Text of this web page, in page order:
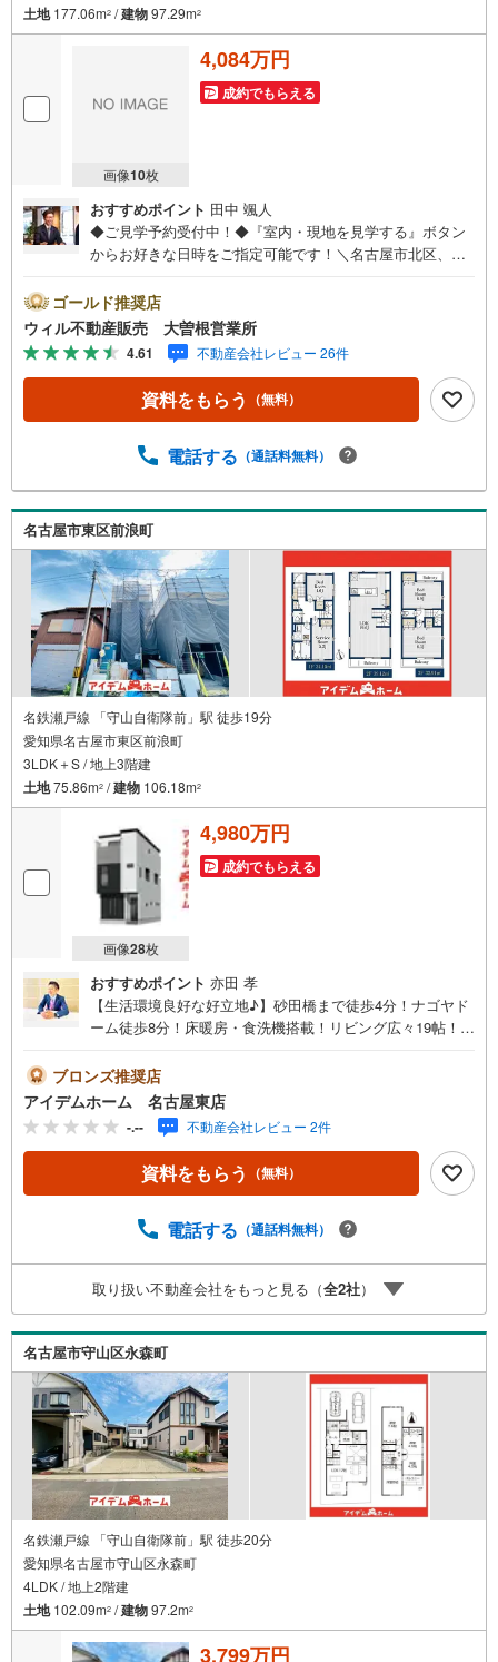
土地177.06m2 /建物97.29m2
画像10枚
4,084万円
成約でもらえる
おすすめポイント 田中 颯人
◆ご見学予約受付中！◆『室内・現地を見学する』ボタン
からお好きな日時をご指定可能です！＼名古屋市北区、守
区、守山区の直接のご売却依頼を数多くいただいている不
動産仲介会社です。ネット上で分かる立地環境はもちろ
ん、過去にお任せいただいたお客様に現地の生の声をもと
に住戸環境を提案致します。＼平日のお住まい探しの方へ/
弊社では平日にご内覧・契約など平日にお住まい探しをさ
れるお客様にサービスをご用意しています。＼お仕事で忙
事前にご予約頂きましたら営業時間外でのご内覧もご対応
動産業者間で不動産情報が共有されているので、名古屋市
全域や、その他隣接エリアでもご内覧が可能です！ 【大曽
根営業所】○地下鉄名城線、JR中央線「大曽根」駅徒歩1分
○お子様が遊べるキッズスペースあり○定休日ございません
ゴールド推奨店
ウィル不動産販売 大曽根営業所
4.61 不動産会社レビュー 26件
資料をもらう （無料）
電話する （通話料無料）
名古屋市東区前浪町
名鉄瀬戸線 「守山自衛隊前」駅 徒歩19分
愛知県名古屋市東区前浪町
3LDK＋S / 地上3階建
土地75.86m2 /建物 106.18m2
画像28枚
4,980万円
成約でもらえる
おすすめポイント 亦田 孝
【生活環境良好な好立地♪】砂田橋まで徒歩4分！ナゴヤド
ーム徒歩8分！床暖房・食洗機搭載！リビング広々19帖！バ
ります☆＼東区前浪町009☆全3棟【3号棟】/当日のご来
店・ご見学、大歓迎♪【充実】食洗機、床暖房、浴室乾燥
機、駐車2台、 水回りLIXIL仕様■地下鉄名城線・ゆ
とりーとライン「砂田橋」駅 徒歩6分（約460m）■矢田小
学校:徒歩17分（約1290m）■矢田中学校:徒歩9分（約700
m）＜自己資金0円でも大丈夫！＞*水曜日も営業しており
資金なしでも購入出来ます！*自営業の方・買い替えの方な
建成約実績9000棟以上！資料請求、住宅ローン相談もOK！
さらに店内には豊富な物件資料や発売予定物件など取り揃
えております☆通話料無料へTELしよう！
ブロンズ推奨店
アイデムホーム 名古屋東店
-.-- 不動産会社レビュー 2件
資料をもらう （無料）
電話する （通話料無料）
取り扱い不動産会社をもっと見る（全2社）
名古屋市守山区永森町
名鉄瀬戸線 「守山自衛隊前」駅 徒歩20分
愛知県名古屋市守山区永森町
4LDK / 地上2階建
土地102.09m2 /建物97.2m2
3,799万円